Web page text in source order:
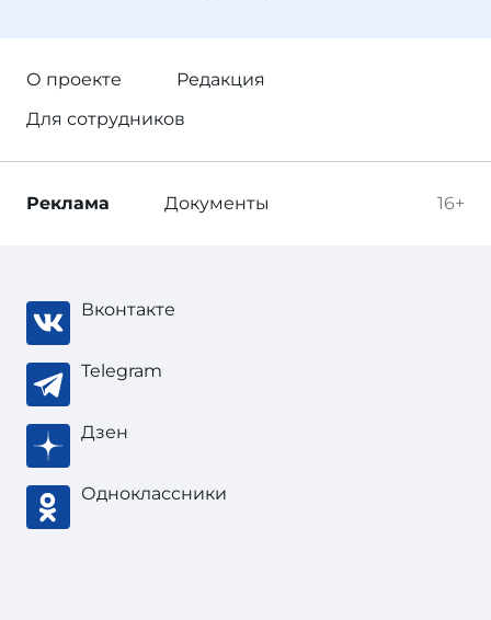
О проекте
Редакция
Для сотрудников
16+
Реклама Документы
Вконтакте
Telegram
Дзен
Одноклассники